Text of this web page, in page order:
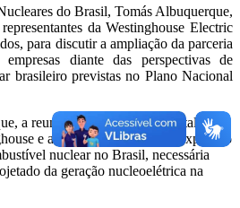
do Brasil, Tomás Albuquerque,
da Westinghouse Electric
para discutir a ampliação da parceria
diante das perspectivas de
brasileiro previstas no Plano Nacional
a reunião teve como foco fortalecer a
e a INB para viabilizar a expansão
nuclear no Brasil, necessária
da geração nucleoelétrica na